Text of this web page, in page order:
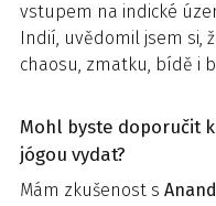
vstupem na indické
Indií, uvědomil jsem si,
chaosu, zmatku, bídě i
Mohl byste doporučit
jógou vydat?
Mám zkušenost s